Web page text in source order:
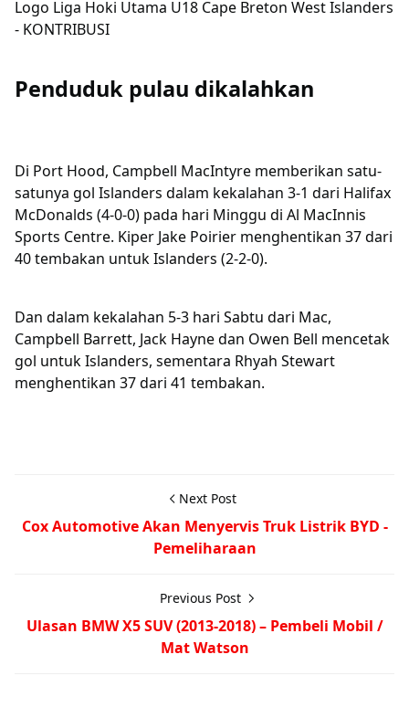
Logo Liga Hoki Utama U18 Cape Breton West Islanders
- KONTRIBUSI
Penduduk pulau dikalahkan
Di Port Hood, Campbell MacIntyre memberikan satu-
satunya gol Islanders dalam kekalahan 3-1 dari Halifax
McDonalds (4-0-0) pada hari Minggu di Al MacInnis
Sports Centre. Kiper Jake Poirier menghentikan 37 dari
40 tembakan untuk Islanders (2-2-0).
Dan dalam kekalahan 5-3 hari Sabtu dari Mac,
Campbell Barrett, Jack Hayne dan Owen Bell mencetak
gol untuk Islanders, sementara Rhyah Stewart
menghentikan 37 dari 41 tembakan.
Next Post
Cox Automotive Akan Menyervis Truk Listrik BYD -
Pemeliharaan
Previous Post
Ulasan BMW X5 SUV (2013-2018) – Pembeli Mobil /
Mat Watson